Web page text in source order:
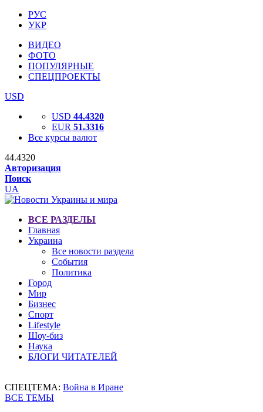
РУС
УКР
ВИДЕО
ФОТО
ПОПУЛЯРНЫЕ
СПЕЦПРОЕКТЫ
USD
USD 44.4320
EUR 51.3316
Все курсы валют
44.4320
Авторизация
Поиск
UA
ВСЕ РАЗДЕЛЫ
Главная
Украина
Все новости раздела
События
Политика
Город
Мир
Бизнес
Спорт
Lifestyle
Шоу-биз
Наука
БЛОГИ ЧИТАТЕЛЕЙ
СПЕЦТЕМА: Война в Иране
ВСЕ ТЕМЫ